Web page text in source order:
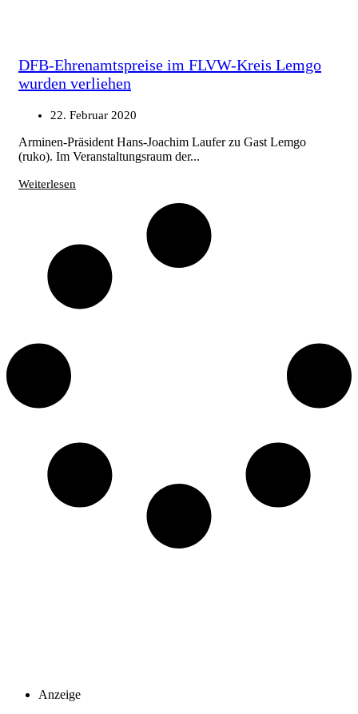
DFB-Ehrenamtspreise im FLVW-Kreis Lemgo
wurden verliehen
22. Februar 2020
Arminen-Präsident Hans-Joachim Laufer zu Gast Lemgo
(ruko). Im Veranstaltungsraum der...
Weiterlesen
Anzeige